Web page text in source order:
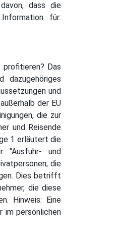
dass die
für:
profitieren? Das
und
der EU
die zur
und Reisende
1 erläutert die
"Ausfuhr- und
die
Dies betrifft
die diese
Hinweis: Eine
im persönlichen